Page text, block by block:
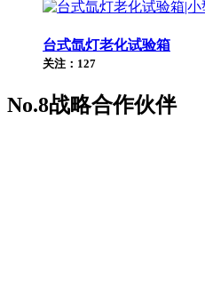
台式氙灯老化试验箱
关注：127
No.8战略合作伙伴